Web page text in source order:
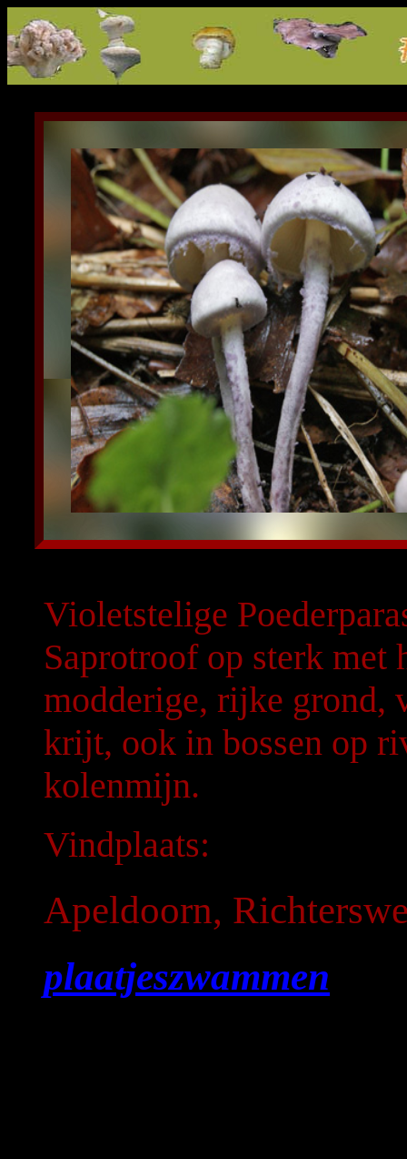
Violetstelige
Saprotroof op sterk met
modderige, rijke grond,
krijt, ook in bossen op
kolenmijn.
Vindplaats:
Apeldoorn,
plaatjeszwammen